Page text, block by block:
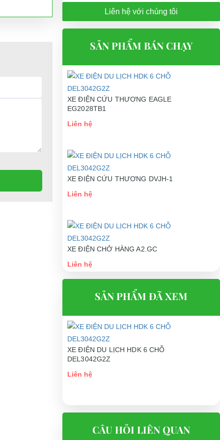
resort
Liên hệ với chúng tôi
SẢN PHẨM BÁN CHẠY
XE ĐIỆN CỨU THƯƠNG EAGLE
EG2028TB1
Liên hệ
XE ĐIỆN CỨU THƯƠNG DVJH-1
Liên hệ
XE ĐIỆN CHỞ HÀNG A2.GC
Liên hệ
XE ĐIỆN CỨU THƯƠNG DVJH-2
SẢN PHẨM ĐÃ XEM
XE ĐIỆN DU LỊCH HDK 6 CHỖ
DEL3042G2Z
Liên hệ
CÂU HỎI LIÊN QUAN